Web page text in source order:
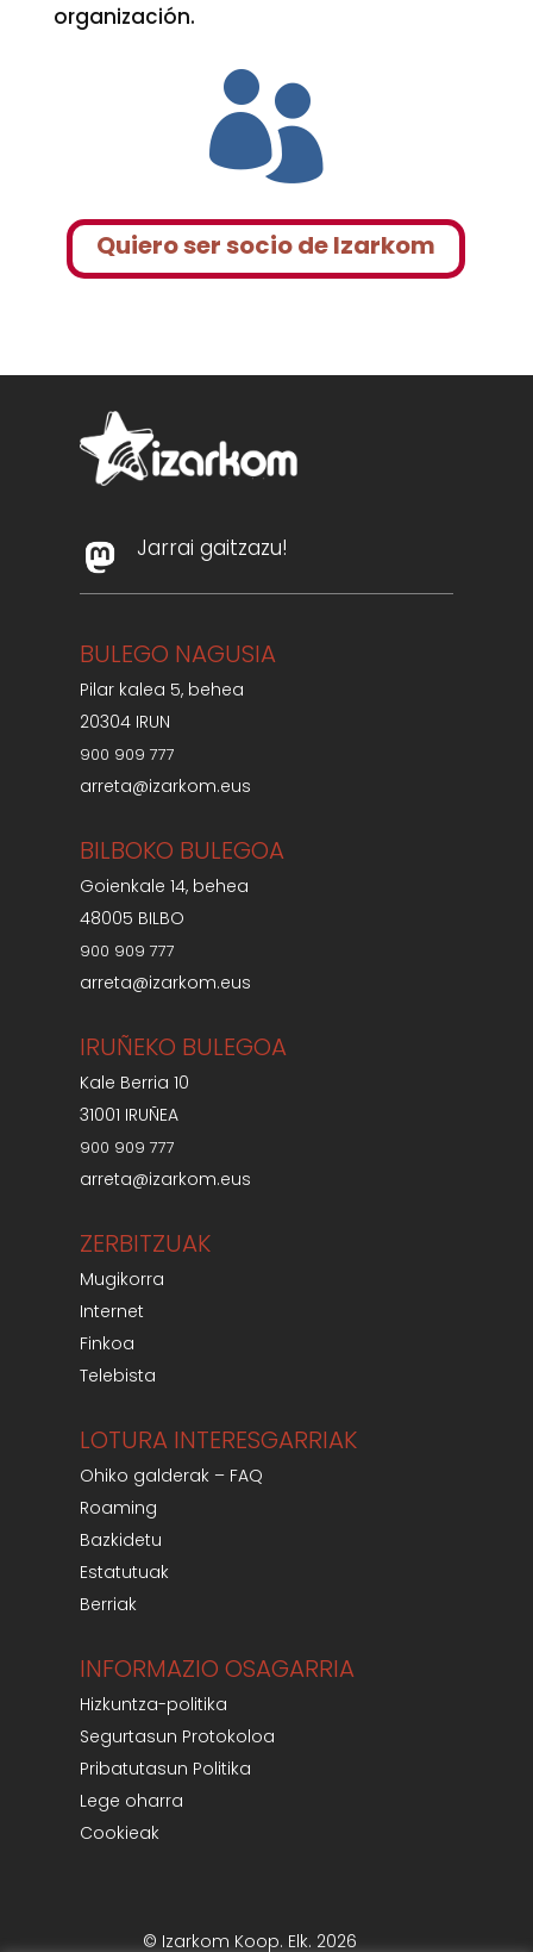
organización.

Quiero ser socio de Izarkom
Jarrai gaitzazu!
BULEGO NAGUSIA
Pilar kalea 5, behea
20304 IRUN
900 909 777
arreta@izarkom.eus
BILBOKO BULEGOA
Goienkale 14, behea
48005 BILBO
900 909 777
arreta@izarkom.eus
IRUÑEKO BULEGOA
Kale Berria 10
31001 IRUÑEA
900 909 777
arreta@izarkom.eus
ZERBITZUAK
Mugikorra
Internet
Finkoa
Telebista
LOTURA INTERESGARRIAK
Ohiko galderak – FAQ
Roaming
Bazkidetu
Estatutuak
Berriak
INFORMAZIO OSAGARRIA
Hizkuntza-politika
Segurtasun Protokoloa
Pribatutasun Politika
Lege oharra
Cookieak
© Izarkom Koop. Elk. 2026